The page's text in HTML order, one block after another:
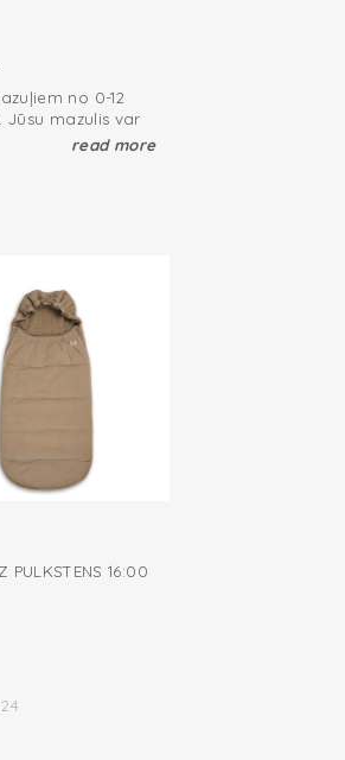
no 0-12
mazulis var
Piemērots
ziemas
lai jūsu
read more
PULKSTENS 16:00